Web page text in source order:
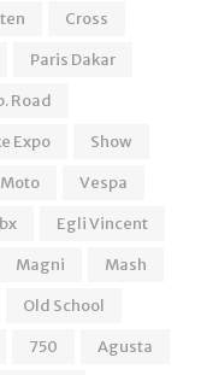
Cross
Paris Dakar
Road
Expo
Show
Vespa
Egli Vincent
Magni
Mash
Old School
750
Agusta